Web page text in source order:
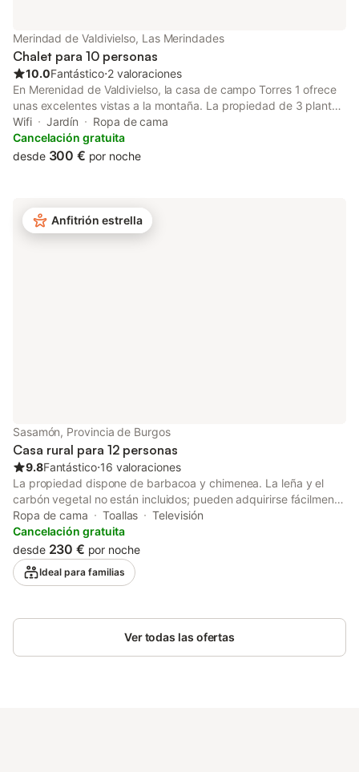
Merindad de Valdivielso, Las Merindades
Chalet para 10 personas
10.0Fantástico⋅2 valoraciones
En Merenidad de Valdivielso, la casa de campo Torres 1 ofrece
unas excelentes vistas a la montaña. La propiedad de 3 plantas
consta de una sala de estar, una cocina bien equipada, 5
dormitorios y 5 baños, así como un aseo adicional, por lo que
puede alojar a 10 personas. Los servicios adicionales incluyen
disponible en la propiedad. No se permiten mascotas, fumar ni
celebrar eventos. Este inmueble no dispone de aire
Wifi Jardín
Ropa de cama
Cancelación gratuita
desde 300 € por noche
Anfitrión estrella
Sasamón, Provincia de Burgos
Casa rural para 12 personas
9.8Fantástico⋅16 valoraciones
La propiedad dispone de barbacoa y chimenea. La leña y el
carbón vegetal no están incluidos; pueden adquirirse fácilmente
en la tienda a tan solo 200 metros.
Ropa de cama Toallas
Televisión
Cancelación gratuita
desde 230 € por noche
Ideal para familias
Ver todas las ofertas